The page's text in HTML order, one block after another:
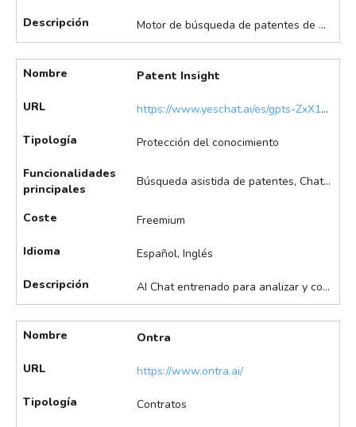
Descripción Motor de búsqueda de patentes de Google. Ofrece búsqueda de patentes, visualización de documentos, citas, filtros por fechas y jurisdicciones, y la inteligencia artificial comienza a impulsar la búsqueda semántica y sugerencias de documentos relacionados.
Nombre Patent Insight
URL https://www.yeschat.ai/es/gpts-ZxX1x6aC-Patent-Insight
Tipología Protección del conocimiento
Funcionalidades
principales
Búsqueda asistida de patentes, Chat con documentos
Coste Freemium
Idioma Español, Inglés
Descripción AI Chat entrenado para analizar y comparar patentes, simplificar lenguaje técnico y extraer insights clave. Destaca en el análisis profundo de patentes, comparación, simplificación de jerga técnica e identificación de reclamaciones, entre otras.
Nombre Ontra
URL https://www.ontra.ai/
Tipología Contratos